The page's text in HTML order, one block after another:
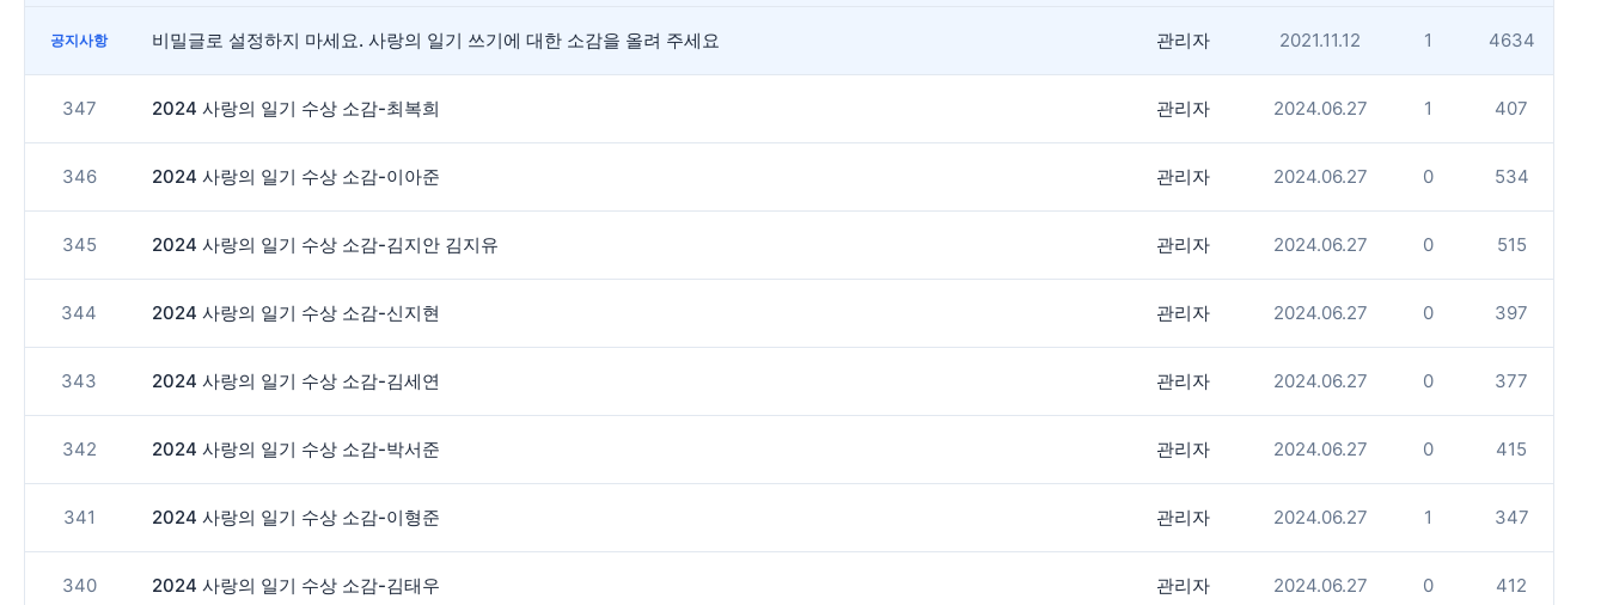
공지사항 비밀글로 설정하지 마세요. 사랑의 일기 쓰기에 대한 소감을 올려 주세요 관리자 2021.11.12 1 4634
347 2024 사랑의 일기 수상 소감-최복희 관리자 2024.06.27 1 407
346 2024 사랑의 일기 수상 소감-이아준 관리자 2024.06.27 0 534
345 2024 사랑의 일기 수상 소감-김지안 김지유 관리자 2024.06.27 0 515
344 2024 사랑의 일기 수상 소감-신지현 관리자 2024.06.27 0 397
343 2024 사랑의 일기 수상 소감-김세연 관리자 2024.06.27 0 377
342 2024 사랑의 일기 수상 소감-박서준 관리자 2024.06.27 0 415
341 2024 사랑의 일기 수상 소감-이형준 관리자 2024.06.27 1 347
340 2024 사랑의 일기 수상 소감-김태우 관리자 2024.06.27 0 412